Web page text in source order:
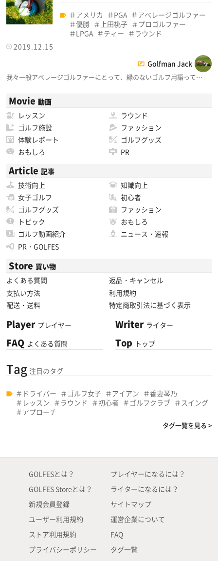
アメリカ PGA
アベレージゴルファー
優勝
上田桃子
プロゴルファー
LPGA
ティー
ラウンド
2019.12.15
Golfman Jack
我々一般アベレージゴルファーにとって、縁のないゴルフ用語って…
Movie 動画
レッスン
ラウンド
ゴルフ施設
ファッション
体験レポート
ゴルフグッズ
おもしろ
PR
Article 記事
技術向上
知識向上
女子ゴルフ
初心者
ゴルフグッズ
ファッション
トピック
おもしろ
ゴルフ動画紹介
ニュース・速報
PR・GOLFES
Store 買い物
よくある質問
返品・キャンセル
支払い方法
利用規約
配送・送料
特定商取引法に基づく表示
Player プレイヤー
FAQ よくある質問
Writer ライター
Top トップ
Tag 注目のタグ
ドライバー ゴルフ女子 アイアン
香妻琴乃
レッスン
ラウンド 初心者 ゴルフクラブ
スイング
アプローチ
タグ一覧を見る >
GOLFESとは？
GOLFES Storeとは？
新規会員登録
ユーザー利用規約
ストア利用規約
プライバシーポリシー
プレイヤーになるには？
ライターになるには？
サイトマップ
運営企業について
FAQ
タグ一覧